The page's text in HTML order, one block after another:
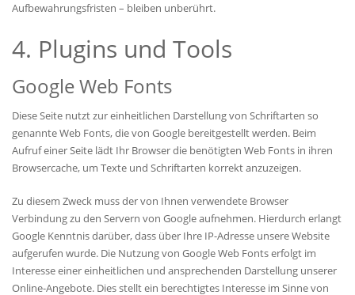
Aufbewahrungsfristen – bleiben unberührt.
4. Plugins und Tools
Google Web Fonts
Diese Seite nutzt zur einheitlichen Darstellung von Schriftarten so
genannte Web Fonts, die von Google bereitgestellt werden. Beim
Aufruf einer Seite lädt Ihr Browser die benötigten Web Fonts in ihren
Browsercache, um Texte und Schriftarten korrekt anzuzeigen.
Zu diesem Zweck muss der von Ihnen verwendete Browser
Verbindung zu den Servern von Google aufnehmen. Hierdurch erlangt
Google Kenntnis darüber, dass über Ihre IP-Adresse unsere Website
aufgerufen wurde. Die Nutzung von Google Web Fonts erfolgt im
Interesse einer einheitlichen und ansprechenden Darstellung unserer
Online-Angebote. Dies stellt ein berechtigtes Interesse im Sinne von